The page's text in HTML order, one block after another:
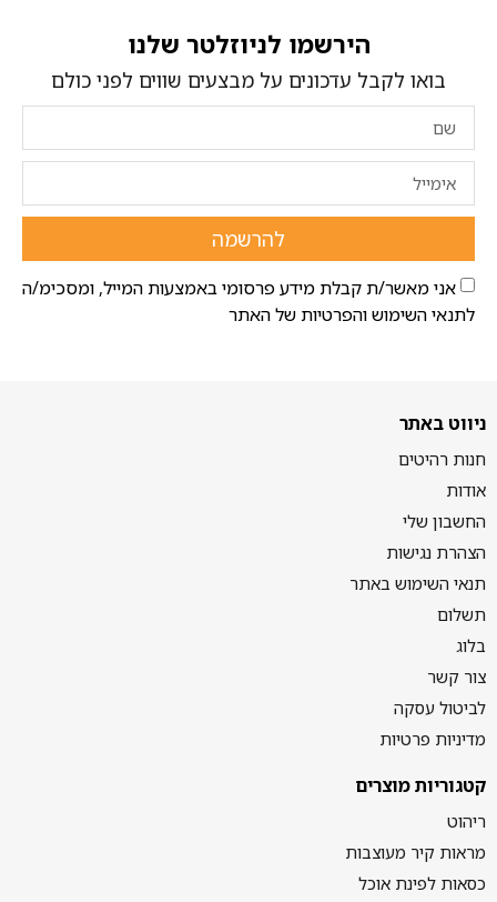
הירשמו לניוזלטר שלנו
בואו לקבל עדכונים על מבצעים שווים לפני כולם
אני מאשר/ת קבלת מידע פרסומי באמצעות המייל, ומסכימ/ה
לתנאי השימוש והפרטיות של האתר
להרשמה
ניווט באתר
חנות רהיטים
אודות
החשבון שלי
הצהרת נגישות
תנאי השימוש באתר
תשלום
בלוג
צור קשר
לביטול עסקה
מדיניות פרטיות
קטגוריות מוצרים
ריהוט
מראות קיר מעוצבות
כסאות לפינת אוכל